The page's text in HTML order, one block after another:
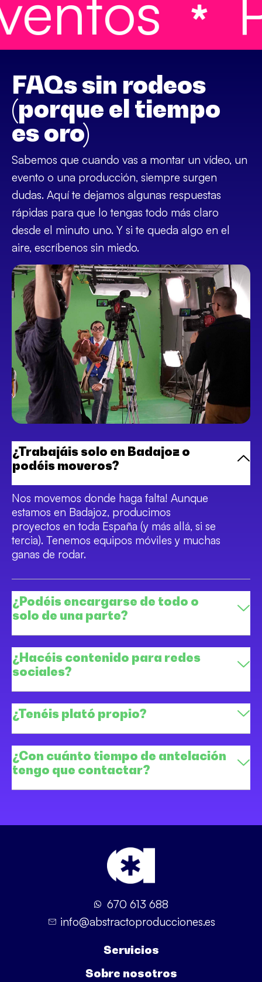
FAQs sin rodeos
(porque el tiempo
es oro)
Sabemos que cuando vas a montar un vídeo, un
evento o una producción, siempre surgen
dudas. Aquí te dejamos algunas respuestas
rápidas para que lo tengas todo más claro
desde el minuto uno. Y si te queda algo en el
aire, escríbenos sin miedo.
¿Trabajáis solo en Badajoz o
podéis moveros?
Nos movemos donde haga falta! Aunque
estamos en Badajoz, producimos
proyectos en toda España (y más allá, si se
tercia). Tenemos equipos móviles y muchas
ganas de rodar.
¿Podéis encargarse de todo o
solo de una parte?
¿Hacéis contenido para redes
sociales?
¿Tenéis plató propio?
¿Con cuánto tiempo de antelación
tengo que contactar?
670 613 688
info@abstractoproducciones.es
Servicios
Sobre nosotros